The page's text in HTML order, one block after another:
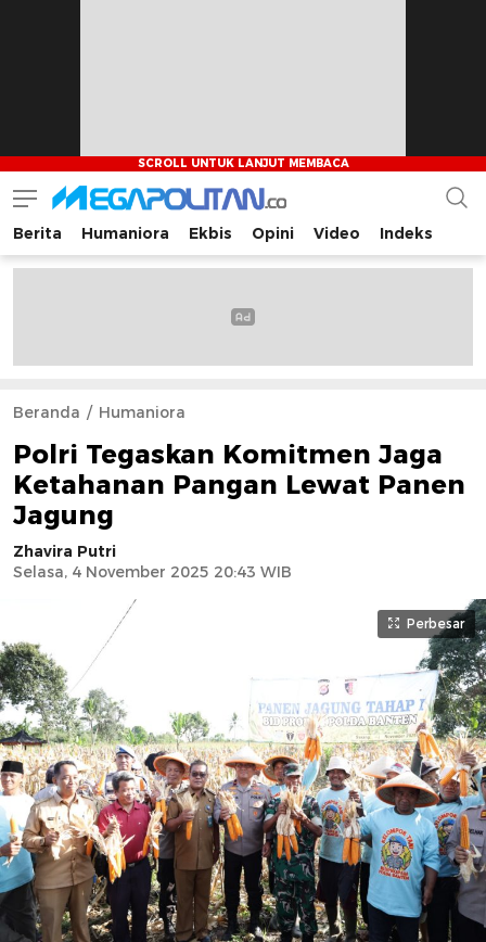
Megapolitan.co
Menyajikan berita-berita fakta bagi pembaca
Berita Humaniora Ekbis Opini Video Indeks
Beranda Humaniora
Polri Tegaskan Komitmen Jaga
Ketahanan Pangan Lewat Panen
Jagung
Zhavira Putri
Selasa, 4 November 2025 20:43 WIB
Perbesar